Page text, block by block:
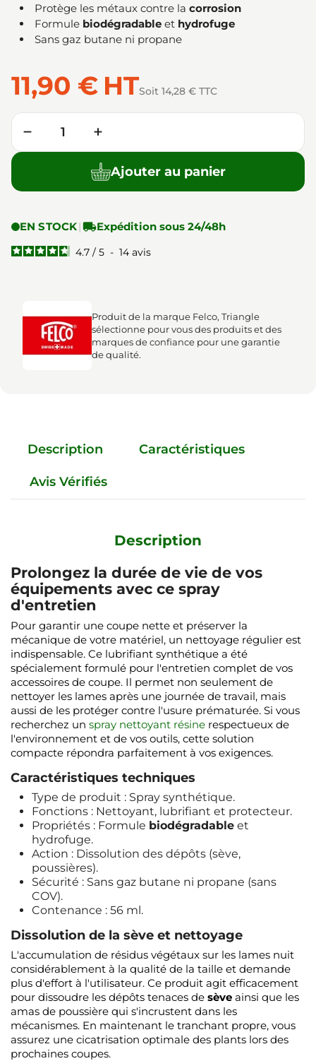
Protège les métaux contre la corrosion
Formule biodégradable et hydrofuge
Sans gaz butane ni propane
11,90 € HTSoit 14,28 € TTC
Quantité
− +
Ajouter au panier
EN STOCK |Expédition sous 24/48h
4.7 / 5 - 14 avis
Produit de la marque Felco, Triangle
sélectionne pour vous des produits et des
marques de confiance pour une garantie
de qualité.
Description Caractéristiques
Avis Vérifiés
Description
Prolongez la durée de vie de vos
équipements avec ce spray
d'entretien
Pour garantir une coupe nette et préserver la
mécanique de votre matériel, un nettoyage régulier est
indispensable. Ce lubrifiant synthétique a été
spécialement formulé pour l'entretien complet de vos
accessoires de coupe. Il permet non seulement de
nettoyer les lames après une journée de travail, mais
aussi de les protéger contre l'usure prématurée. Si vous
recherchez un spray nettoyant résine respectueux de
l'environnement et de vos outils, cette solution
compacte répondra parfaitement à vos exigences.
Caractéristiques techniques
Type de produit : Spray synthétique.
Fonctions : Nettoyant, lubrifiant et protecteur.
Propriétés : Formule biodégradable et
hydrofuge.
Action : Dissolution des dépôts (sève,
poussières).
Sécurité : Sans gaz butane ni propane (sans
COV).
Contenance : 56 ml.
Dissolution de la sève et nettoyage
L'accumulation de résidus végétaux sur les lames nuit
considérablement à la qualité de la taille et demande
plus d'effort à l'utilisateur. Ce produit agit efficacement
pour dissoudre les dépôts tenaces de sève ainsi que les
amas de poussière qui s'incrustent dans les
mécanismes. En maintenant le tranchant propre, vous
assurez une cicatrisation optimale des plants lors des
prochaines coupes.